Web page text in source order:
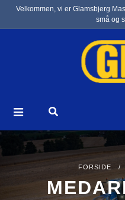
Velkommen, vi er Glamsbjerg
små og
FORSIDE /